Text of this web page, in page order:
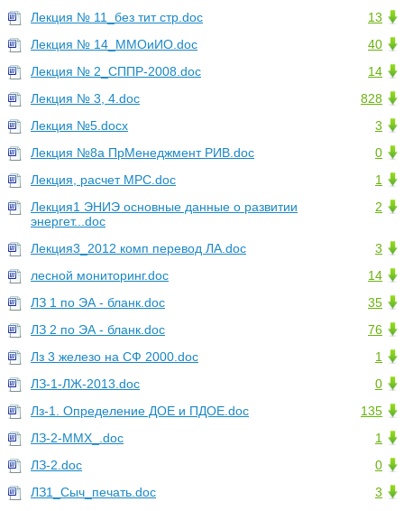
13
Лекция № 11_без тит стр.doc
40
Лекция № 14_ММОиИО.doc
14
Лекция № 2_СППР-2008.doc
828
Лекция № 3, 4.doc
3
Лекция №5.docx
0
Лекция №8а ПрМенеджмент РИВ.doc
1
Лекция, расчет МРС.doc
2
Лекция1 ЭНИЭ основные данные о развитии
энергет...doc
3
Лекция3_2012 комп перевод ЛА.doc
14
лесной мониторинг.doc
35
ЛЗ 1 по ЭА - бланк.doc
76
ЛЗ 2 по ЭА - бланк.doc
1
Лз 3 железо на СФ 2000.doc
0
ЛЗ-1-ЛЖ-2013.doc
135
Лз-1. Определение ДОЕ и ПДОЕ.doc
1
ЛЗ-2-MMX_.doc
0
ЛЗ-2.doc
3
ЛЗ1_Сыч_печать.doc